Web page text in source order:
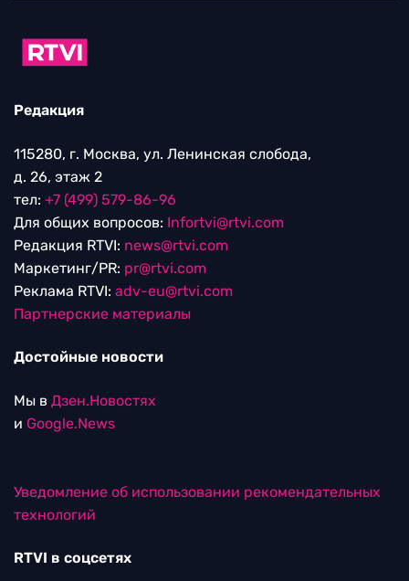
Редакция
115280, г. Москва, ул. Ленинская слобода,
д. 26, этаж 2
тел: +7 (499) 579-86-96
Для общих вопросов: Infortvi@rtvi.com
Редакция RTVI: news@rtvi.com
Маркетинг/PR: pr@rtvi.com
Реклама RTVI: adv-eu@rtvi.com
Партнерские материалы
Достойные новости
Мы в Дзен.Новостях
и Google.News
Уведомление об использовании рекомендательных
технологий
RTVI в соцсетях